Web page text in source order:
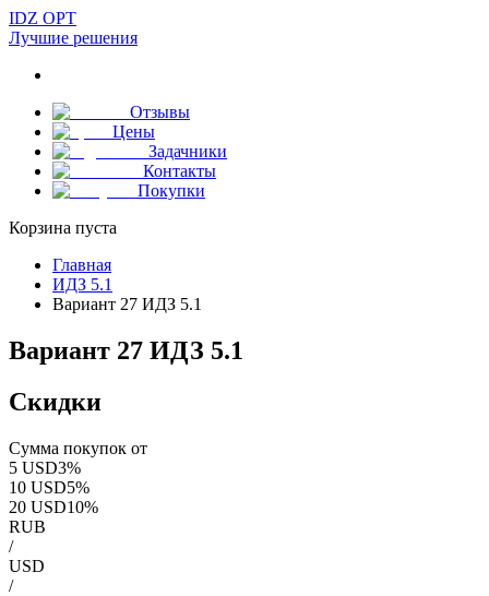
IDZ OPT
Лучшие решения
Отзывы
Цены
Задачники
Контакты
Покупки
Корзина пуста
Главная
ИДЗ 5.1
Вариант 27 ИДЗ 5.1
Вариант 27 ИДЗ 5.1
Скидки
Сумма покупок от
5 USD3%
10 USD5%
20 USD10%
RUB
/
USD
/